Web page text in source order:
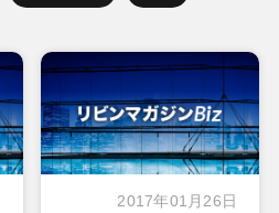
2017年01月26日